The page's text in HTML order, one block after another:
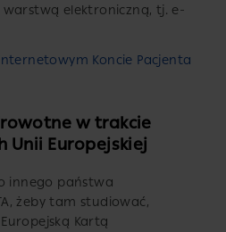
elektroniczną, tj. e-
Koncie Pacjenta
w trakcie
Unii Europejskiej
innego państwa
żeby tam studiować,
Kartą